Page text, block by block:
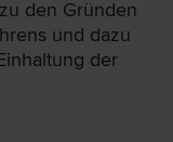
den Gründen
und dazu
der